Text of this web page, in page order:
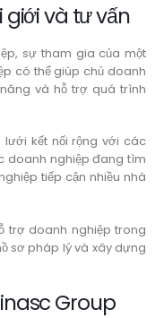
giới và tư vấn
sự tham gia của một
có thể giúp chủ doanh
và hỗ trợ quá trình
kết nối rộng với các
doanh nghiệp đang tìm
tiếp cận nhiều nhà
trợ doanh nghiệp trong
sơ pháp lý và xây dựng
Group